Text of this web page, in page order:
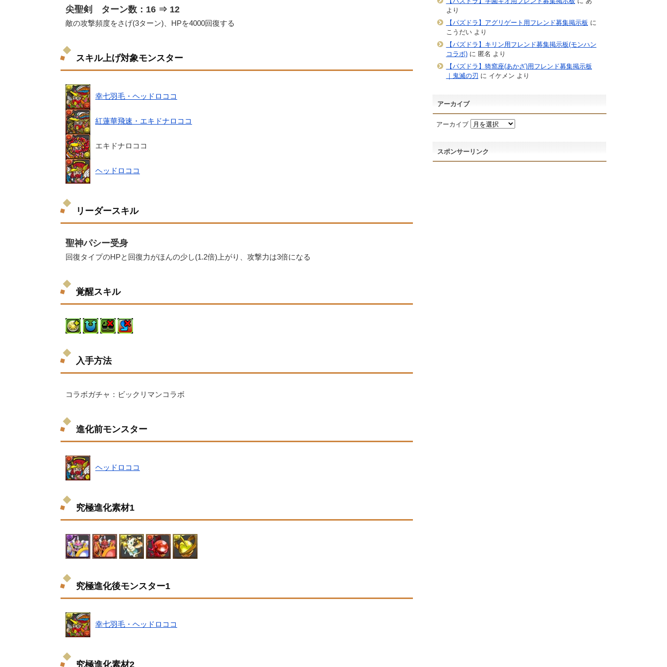
尖聖剣 ターン数：16 ⇒ 12
敵の攻撃頻度をさげ(3ターン)、HPを4000回復する
スキル上げ対象モンスター
幸七羽毛・ヘッドロココ
紅蓮華飛速・エキドナロココ
エキドナロココ
ヘッドロココ
リーダースキル
聖神パシー受身
回復タイプのHPと回復力がほんの少し(1.2倍)上がり、攻撃力は3倍になる
覚醒スキル
入手方法
コラボガチャ：ビックリマンコラボ
進化前モンスター
ヘッドロココ
究極進化素材1
究極進化後モンスター1
幸七羽毛・ヘッドロココ
究極進化素材2
より
【パズドラ】アグリゲート用フレンド募集掲示板 に
こうだいより
【パズドラ】キリン用フレンド募集掲示板(モンハン
コラボ)に 匿名 より
【パズドラ】猗窩座(あかざ)用フレンド募集掲示板
｜鬼滅の刃 に イケメン より
アーカイブ
アーカイブ
スポンサーリンク